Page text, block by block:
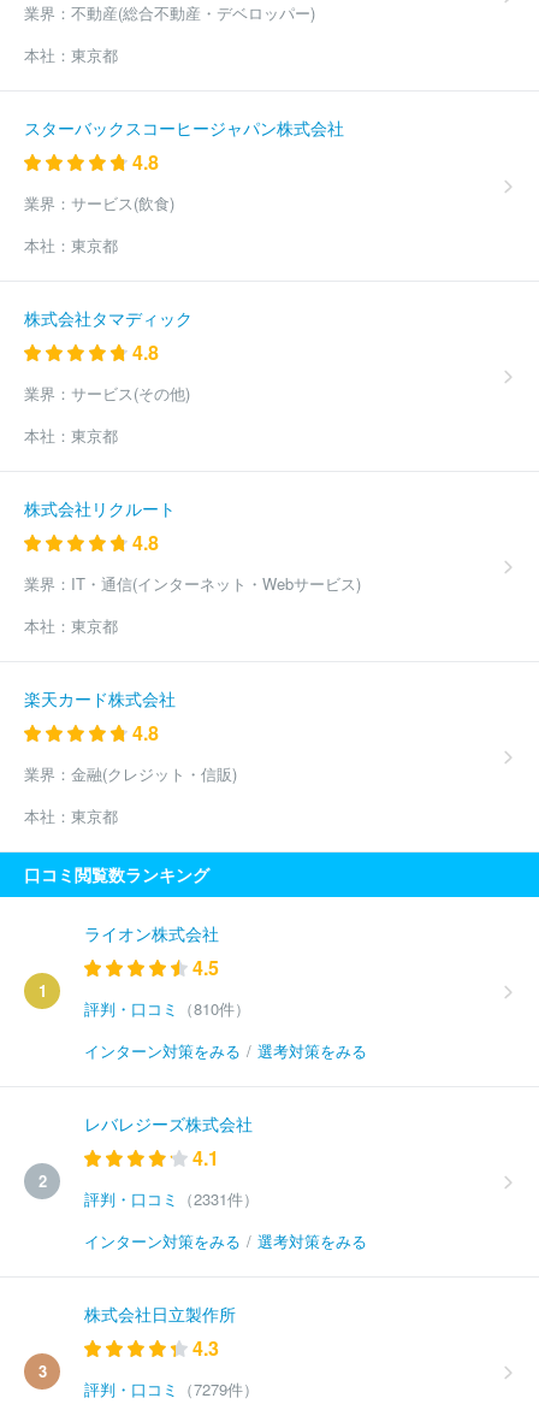
業界： 不動産(総合不動産・デベロッパー)
本社： 東京都
スターバックスコーヒージャパン株式会社
4.8
業界： サービス(飲食)
本社： 東京都
株式会社タマディック
4.8
業界： サービス(その他)
本社： 東京都
株式会社リクルート
4.8
業界： IT・通信(インターネット・Webサービス)
本社： 東京都
楽天カード株式会社
4.8
業界： 金融(クレジット・信販)
本社： 東京都
口コミ閲覧数ランキング
1
ライオン株式会社
4.5
評判・口コミ
（810件）
インターン対策をみる / 選考対策をみる
2
レバレジーズ株式会社
4.1
評判・口コミ
（2331件）
インターン対策をみる / 選考対策をみる
3
株式会社日立製作所
4.3
評判・口コミ
（7279件）